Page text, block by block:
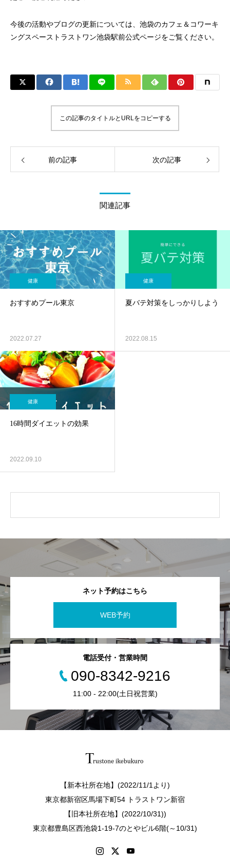
今後の活動やブログの更新については、 池袋のカフェ＆コワーキ
ングスペーストラストワン池袋駅前公式ページをご覧ください。
この記事のタイトルとURLをコピーする
前の記事 次の記事
関連記事
健康
おすすめプール東京
2022.07.27
健康
夏バテ対策をしっかりしよう
2022.08.15
健康
16時間ダイエットの効果
2022.09.10
ネット予約はこちら
WEB予約
電話受付・営業時間
090-8342-9216
11:00 - 22:00(土日祝営業)
【新本社所在地】(2022/11/1より)
東京都新宿区馬場下町54 トラストワン新宿
【旧本社所在地】(2022/10/31))
東京都豊島区西池袋1-19-7のとやビル6階(～10/31)